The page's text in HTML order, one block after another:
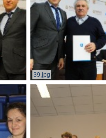
39.jpg